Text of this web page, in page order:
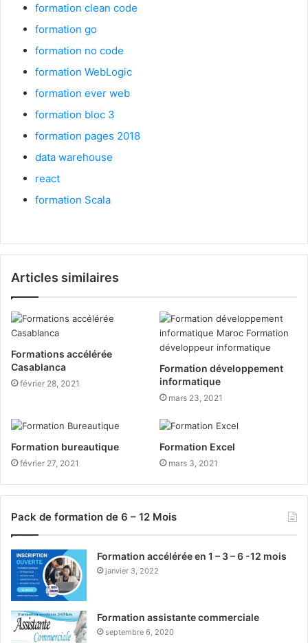
formation clean code
formation go
formation no code
formation WebLogic
formation ever web
formation bloc 3
formation pages 2018
data warehouse
react
formation Scala
Articles similaires
Formations accélérée
Casablanca
février 28, 2021
Formation développement
informatique
mars 23, 2021
Formation bureautique
février 27, 2021
Formation Excel
mars 3, 2021
Pack de formation de 6 – 12 Mois
Formation accélérée en 1 – 3 – 6 -12 mois
janvier 3, 2022
Formation assistante commerciale
septembre 6, 2020